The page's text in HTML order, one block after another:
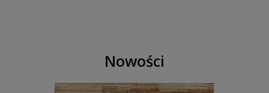
Nowości